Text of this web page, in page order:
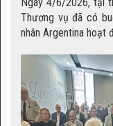
Thương vụ đã có
nhân Argentina hoạt